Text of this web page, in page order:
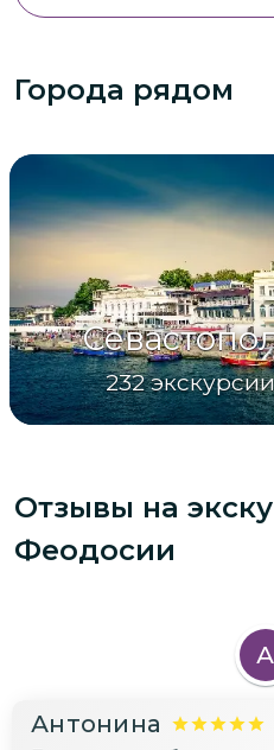
Города рядом
232 экскурсии
Отзывы на
Феодосии
А
Антонина